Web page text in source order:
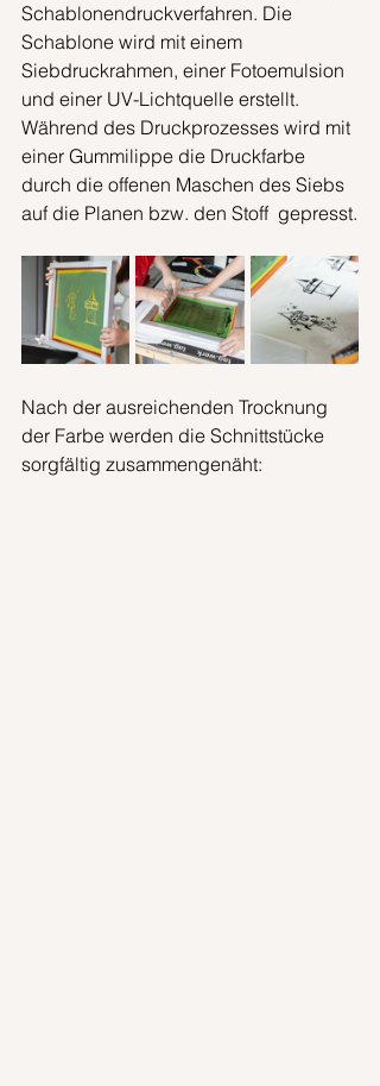
Schablonendruckverfahren. Die
Schablone wird mit einem
Siebdruckrahmen, einer Fotoemulsion
und einer UV-Lichtquelle erstellt.
Während des Druckprozesses wird mit
einer Gummilippe die Druckfarbe
durch die offenen Maschen des Siebs
auf die Planen bzw. den Stoff  gepresst.
Nach der ausreichenden Trocknung
der Farbe werden die Schnittstücke
sorgfältig zusammengenäht: